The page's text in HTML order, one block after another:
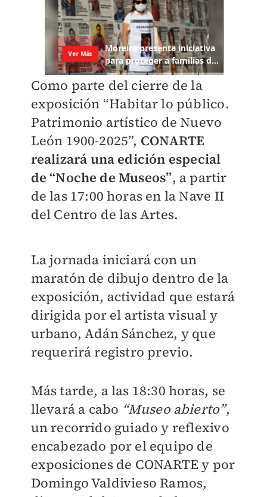
Como parte del cierre de la
exposición “Habitar lo público.
Patrimonio artístico de Nuevo
León 1900-2025”, CONARTE
realizará una edición especial
de “Noche de Museos”, a partir
de las 17:00 horas en la Nave II
del Centro de las Artes.
La jornada iniciará con un
maratón de dibujo dentro de la
exposición, actividad que estará
dirigida por el artista visual y
urbano, Adán Sánchez, y que
requerirá registro previo.
Más tarde, a las 18:30 horas, se
llevará a cabo “Museo abierto”,
un recorrido guiado y reflexivo
encabezado por el equipo de
exposiciones de CONARTE y por
Domingo Valdivieso Ramos,